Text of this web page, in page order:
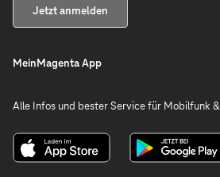
Jetzt anmelden
MeinMagenta App
Alle Infos und bester Service für Mobilfunk